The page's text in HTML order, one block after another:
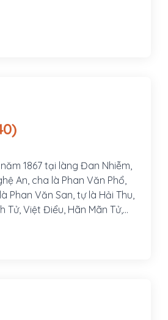
1867 tại làng Đan Nhiễm,
An, cha là Phan Văn Phổ,
Phan Văn San, tự là Hải Thu,
Tử, Việt Điểu, Hãn Mãn Tử,